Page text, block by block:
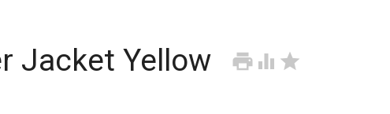
  
Jacket Yellow